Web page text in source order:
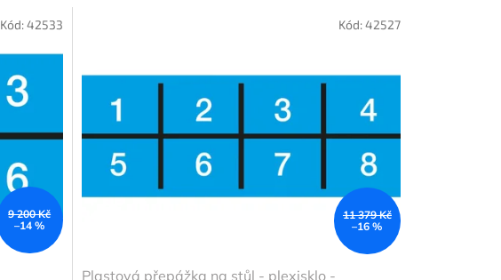
9 200 Kč
–14 %
Kód:42533
11 379 Kč
–16 %
Plastová přepážka na stůl - plexisklo -
Kód:42527